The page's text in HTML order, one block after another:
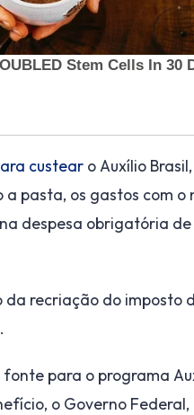
custear o Auxílio Brasil,
pasta, os gastos com o
despesa obrigatória de
da recriação do imposto
para o programa
o Governo Federal,